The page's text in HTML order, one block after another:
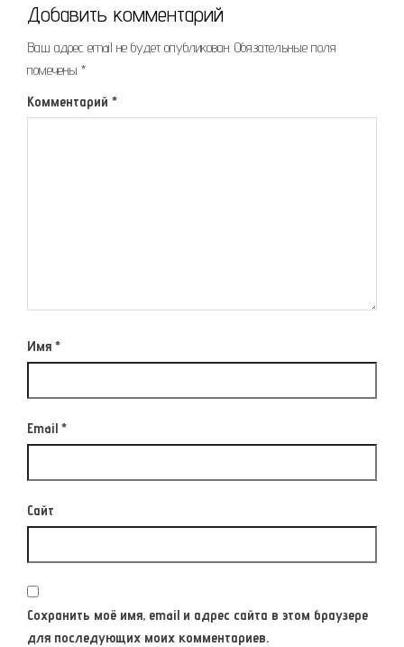
Добавить комментарий
Ваш адрес email не будет опубликован. Обязательные поля
помечены *
Комментарий *
Имя *
Email *
Сайт
Сохранить моё имя, email и адрес сайта в этом браузере
для последующих моих комментариев.